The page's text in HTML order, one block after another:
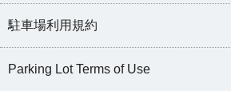
駐車場利用規約
Parking Lot Terms of Use